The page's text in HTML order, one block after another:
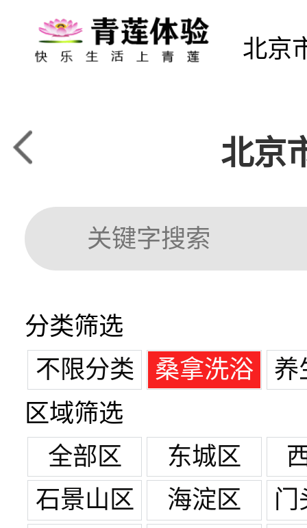
北京
北京
分类筛选
不限分类
桑拿洗浴
养
区域筛选
全部区
东城区
石景山区
海淀区
门